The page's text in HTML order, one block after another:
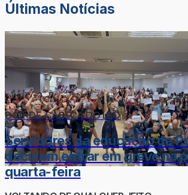
Últimas Notícias
DOR-DE-CABEÇA DO LÉO
Servidores da educação de
decidem entrar em greve na
quarta-feira